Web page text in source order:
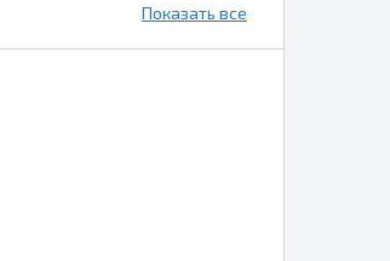
Показать все